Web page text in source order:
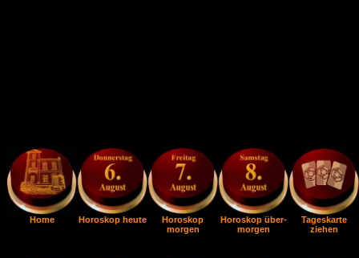
Home Horoskop heute
Horoskop
morgen
Horoskop über-
morgen
Tageskarte
ziehen